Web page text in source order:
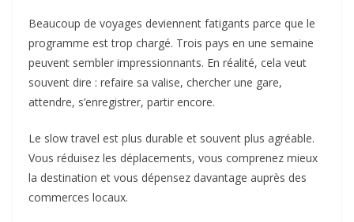
Beaucoup de voyages deviennent fatigants parce que le
programme est trop chargé. Trois pays en une semaine
peuvent sembler impressionnants. En réalité, cela veut
souvent dire : refaire sa valise, chercher une gare,
attendre, s’enregistrer, partir encore.
Le slow travel est plus durable et souvent plus agréable.
Vous réduisez les déplacements, vous comprenez mieux
la destination et vous dépensez davantage auprès des
commerces locaux.